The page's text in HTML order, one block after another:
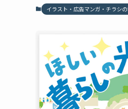
イラスト・広告マンガ・チラシ